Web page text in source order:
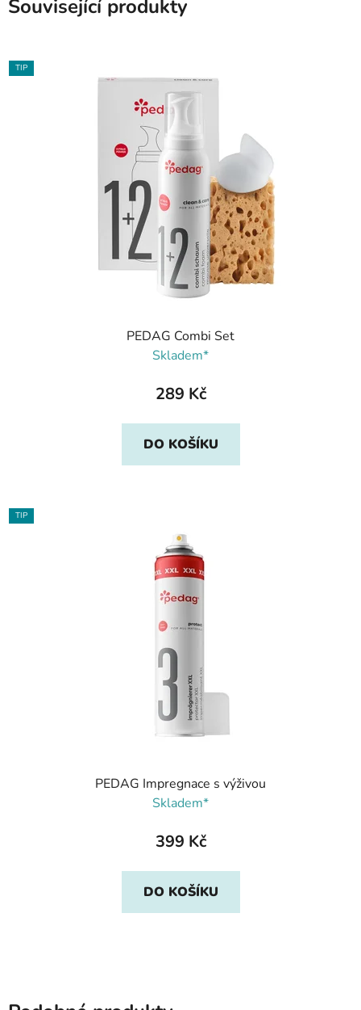
Související produkty
TIP
PEDAG Combi Set
Skladem*
289 Kč
DO KOŠÍKU
TIP
PEDAG Impregnace s výživou
Skladem*
399 Kč
DO KOŠÍKU